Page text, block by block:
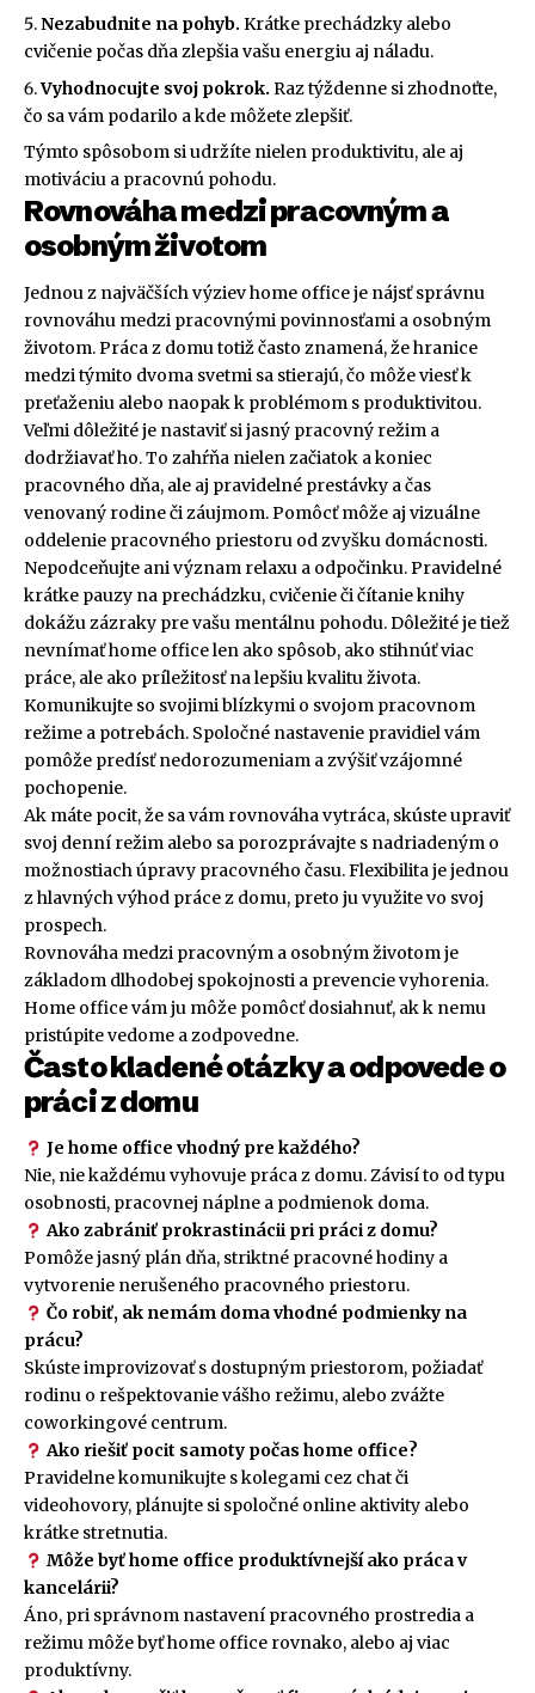
Nezabudnite na pohyb. Krátke prechádzky alebo
cvičenie počas dňa zlepšia vašu energiu aj náladu.
Vyhodnocujte svoj pokrok. Raz týždenne si zhodnoťte,
čo sa vám podarilo a kde môžete zlepšiť.
Týmto spôsobom si udržíte nielen produktivitu, ale aj
motiváciu a pracovnú pohodu.
Rovnováha medzi pracovným a
osobným životom
Jednou z najväčších výziev home office je nájsť správnu
rovnováhu medzi pracovnými povinnosťami a osobným
životom. Práca z domu totiž často znamená, že hranice
medzi týmito dvoma svetmi sa stierajú, čo môže viesť k
preťaženiu alebo naopak k problémom s produktivitou.
Veľmi dôležité je nastaviť si jasný pracovný režim a
dodržiavať ho. To zahŕňa nielen začiatok a koniec
pracovného dňa, ale aj pravidelné prestávky a čas
venovaný rodine či záujmom. Pomôcť môže aj vizuálne
oddelenie pracovného priestoru od zvyšku domácnosti.
Nepodceňujte ani význam relaxu a odpočinku. Pravidelné
krátke pauzy na prechádzku, cvičenie či čítanie knihy
dokážu zázraky pre vašu mentálnu pohodu. Dôležité je tiež
nevnímať home office len ako spôsob, ako stihnúť viac
práce, ale ako príležitosť na lepšiu kvalitu života.
Komunikujte so svojimi blízkymi o svojom pracovnom
režime a potrebách. Spoločné nastavenie pravidiel vám
pomôže predísť nedorozumeniam a zvýšiť vzájomné
pochopenie.
Ak máte pocit, že sa vám rovnováha vytráca, skúste upraviť
svoj denní režim alebo sa porozprávajte s nadriadeným o
možnostiach úpravy pracovného času. Flexibilita je jednou
z hlavných výhod práce z domu, preto ju využite vo svoj
prospech.
Rovnováha medzi pracovným a osobným životom je
základom dlhodobej spokojnosti a prevencie vyhorenia.
Home office vám ju môže pomôcť dosiahnuť, ak k nemu
pristúpite vedome a zodpovedne.
Často kladené otázky a odpovede o
práci z domu
Je home office vhodný pre každého?
Nie, nie každému vyhovuje práca z domu. Závisí to od typu
osobnosti, pracovnej náplne a podmienok doma.
Ako zabrániť prokrastinácii pri práci z domu?
Pomôže jasný plán dňa, striktné pracovné hodiny a
vytvorenie nerušeného pracovného priestoru.
Čo robiť, ak nemám doma vhodné podmienky na
prácu?
Skúste improvizovať s dostupným priestorom, požiadať
rodinu o rešpektovanie vášho režimu, alebo zvážte
coworkingové centrum.
Ako riešiť pocit samoty počas home office?
Pravidelne komunikujte s kolegami cez chat či
videohovory, plánujte si spoločné online aktivity alebo
krátke stretnutia.
Môže byť home office produktívnejší ako práca v
kancelárii?
Áno, pri správnom nastavení pracovného prostredia a
režimu môže byť home office rovnako, alebo aj viac
produktívny.